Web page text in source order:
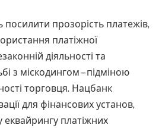
прозорість платежів,
платіжної
діяльності та
з міскодингом – підміною
торговця. Нацбанк
для фінансових установ,
платіжних